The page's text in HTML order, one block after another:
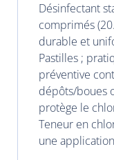
Désinfectant
comprimés
durable et
Pastilles ;
préventive
dépôts/boues
protège le
Teneur en
une